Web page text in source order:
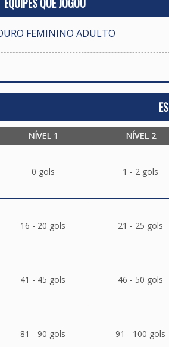
FEMININO ADULTO
NÍVEL 1 NÍVEL 2
0 gols 1 - 2 gols
16 - 20 gols 21 - 25 gols
41 - 45 gols 46 - 50 gols
81 - 90 gols 91 - 100 gols